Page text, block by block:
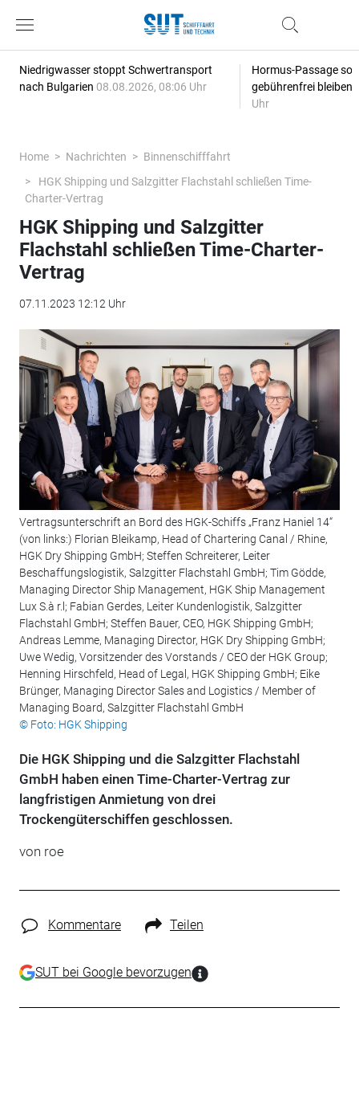
Niedrigwasser stoppt Schwertransport
nach Bulgarien 08.08.2026, 08:06 Uhr
Hormus-Passage
gebührenfrei bleiben
Uhr
Home Nachrichten
Binnenschifffahrt
HGK Shipping und Salzgitter Flachstahl schließen Time-
Charter-Vertrag
HGK Shipping und Salzgitter
Flachstahl schließen Time-Charter-
Vertrag
07.11.2023 12:12 Uhr
Vertragsunterschrift an Bord des HGK-Schiffs „Franz Haniel 14“
(von links:) Florian Bleikamp, Head of Chartering Canal / Rhine,
HGK Dry Shipping GmbH; Steffen Schreiterer, Leiter
Beschaffungslogistik, Salzgitter Flachstahl GmbH; Tim Gödde,
Managing Director Ship Management, HGK Ship Management
Lux S.à r.l; Fabian Gerdes, Leiter Kundenlogistik, Salzgitter
Flachstahl GmbH; Steffen Bauer, CEO, HGK Shipping GmbH;
Andreas Lemme, Managing Director, HGK Dry Shipping GmbH;
Uwe Wedig, Vorsitzender des Vorstands / CEO der HGK Group;
Henning Hirschfeld, Head of Legal, HGK Shipping GmbH; Eike
Brünger, Managing Director Sales and Logistics / Member of
Managing Board, Salzgitter Flachstahl GmbH
© Foto: HGK Shipping
Die HGK Shipping und die Salzgitter Flachstahl
GmbH haben einen Time-Charter-Vertrag zur
langfristigen Anmietung von drei
Trockengüterschiffen geschlossen.
von roe
Kommentare Teilen
SUT bei Google bevorzugen